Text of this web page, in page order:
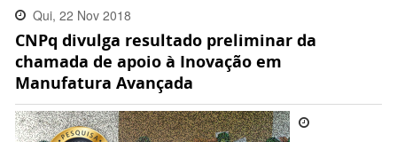
Qui, 22 Nov 2018
15:53:00 -0200
CNPq divulga resultado preliminar da
chamada de apoio à Inovação em
Manufatura Avançada